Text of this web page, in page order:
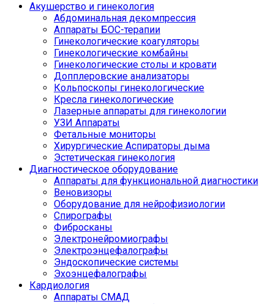
Акушерство и гинекология
Абдоминальная декомпрессия
Аппараты БОС-терапии
Гинекологические коагуляторы
Гинекологические комбайны
Гинекологические столы и кровати
Допплеровские анализаторы
Кольпоскопы гинекологические
Кресла гинекологические
Лазерные аппараты для гинекологии
УЗИ Аппараты
Фетальные мониторы
Хирургические Аспираторы дыма
Эстетическая гинекология
Диагностическое оборудование
Аппараты для функциональной диагностики
Веновизоры
Оборудование для нейрофизиологии
Спирографы
Фибросканы
Электронейромиографы
Электроэнцефалографы
Эндоскопические системы
Эхоэнцефалографы
Кардиология
Аппараты СМАД